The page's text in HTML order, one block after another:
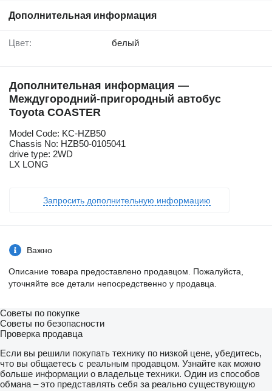
Дополнительная информация
Цвет: белый
Дополнительная информация —
Междугородний-пригородный автобус
Toyota COASTER
Model Code: KC-HZB50
Chassis No: HZB50-0105041
drive type: 2WD
LX LONG
Запросить дополнительную информацию
Важно
Описание товара предоставлено продавцом. Пожалуйста,
уточняйте все детали непосредственно у продавца.
Советы по покупке
Советы по безопасности
Проверка продавца
Если вы решили покупать технику по низкой цене, убедитесь,
что вы общаетесь с реальным продавцом. Узнайте как можно
больше информации о владельце техники. Один из способов
обмана – это представлять себя за реально существующую